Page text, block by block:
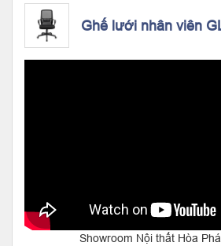
Ghế lưới nhân viên
Showroom Nội thất Hòa